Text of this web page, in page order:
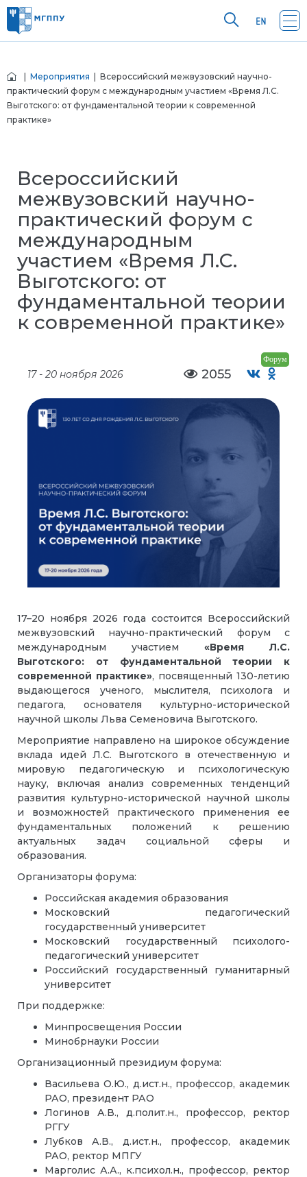
Мероприятия | Всероссийский межвузовский научно-
практический форум с международным участием «Время Л.С.
Выготского: от фундаментальной теории к современной
практике»
Всероссийский
межвузовский научно-
практический форум с
международным
участием «Время Л.С.
Выготского: от
фундаментальной теории
к современной практике»
Форум
17 - 20 ноября 2026 2055
17–20 ноября 2026 года состоится Всероссийский
межвузовский научно-практический форум с
международным участием «Время Л.С.
Выготского: от фундаментальной теории к
современной практике», посвященный 130-летию
выдающегося ученого, мыслителя, психолога и
педагога, основателя культурно-исторической
научной школы Льва Семеновича Выготского.
Мероприятие направлено на широкое обсуждение
вклада идей Л.С. Выготского в отечественную и
мировую педагогическую и психологическую
науку, включая анализ современных тенденций
развития культурно-исторической научной школы
и возможностей практического применения ее
фундаментальных положений к решению
актуальных задач социальной сферы и
образования.
Организаторы форума:
Российская академия образования
Московский педагогический
государственный университет
Московский государственный психолого-
педагогический университет
Российский государственный гуманитарный
университет
При поддержке:
Минпросвещения России
Минобрнауки России
Организационный президиум форума:
Васильева О.Ю., д.ист.н., профессор, академик
РАО, президент РАО
Логинов А.В., д.полит.н., профессор, ректор
РГГУ
Лубков А.В., д.ист.н., профессор, академик
РАО, ректор МПГУ
Марголис А.А., к.психол.н., профессор, ректор